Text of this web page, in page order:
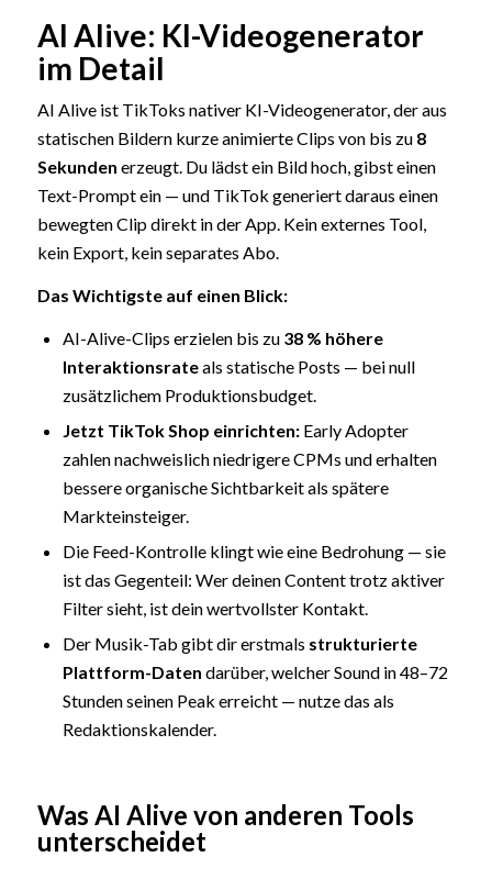
AI Alive: KI-Videogenerator
im Detail
AI Alive ist TikToks nativer KI-Videogenerator, der aus
statischen Bildern kurze animierte Clips von bis zu 8
Sekunden erzeugt. Du lädst ein Bild hoch, gibst einen
Text-Prompt ein — und TikTok generiert daraus einen
bewegten Clip direkt in der App. Kein externes Tool,
kein Export, kein separates Abo.
Das Wichtigste auf einen Blick:
AI-Alive-Clips erzielen bis zu 38 % höhere
Interaktionsrateals statische Posts — bei null
zusätzlichem Produktionsbudget.
Jetzt TikTok Shop einrichten:Early Adopter
zahlen nachweislich niedrigere CPMs und erhalten
bessere organische Sichtbarkeit als spätere
Markteinsteiger.
Die Feed-Kontrolle klingt wie eine Bedrohung — sie
ist das Gegenteil: Wer deinen Content trotz aktiver
Filter sieht, ist dein wertvollster Kontakt.
Der Musik-Tab gibt dir erstmals strukturierte
Plattform-Daten darüber, welcher Sound in 48–72
Stunden seinen Peak erreicht — nutze das als
Redaktionskalender.
Was AI Alive von anderen Tools
unterscheidet